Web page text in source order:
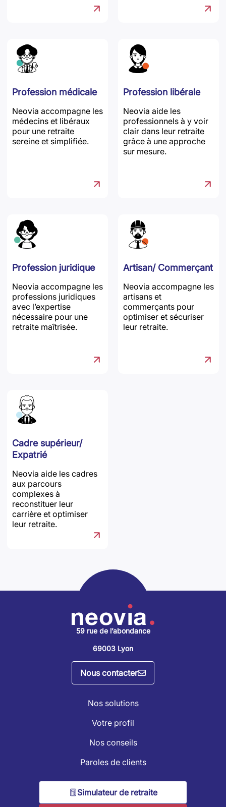
Profession médicale
Neovia accompagne les
médecins et libéraux
pour une retraite
sereine et simplifiée.
Profession libérale
Neovia aide les
professionnels à y voir
clair dans leur retraite
grâce à une approche
sur mesure.
Profession juridique
Neovia accompagne les
professions juridiques
avec l’expertise
nécessaire pour une
retraite maîtrisée.
Artisan/ Commerçant
Neovia accompagne les
artisans et
commerçants pour
optimiser et sécuriser
leur retraite.
Cadre supérieur/
Expatrié
Neovia aide les cadres
aux parcours
complexes à
reconstituer leur
carrière et optimiser
leur retraite.
59 rue de l’abondance
69003 Lyon
Nous contacter
Nos solutions
Votre profil
Nos conseils
Paroles de clients
Simulateur de retraite